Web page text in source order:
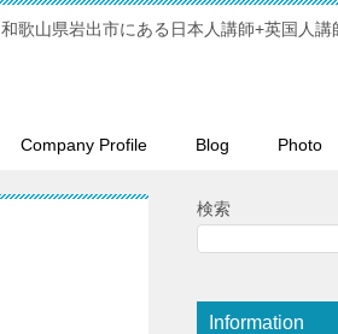
和歌山県岩出市にある日本人講師+英国人
Company Profile Blog Photo
検索
Information